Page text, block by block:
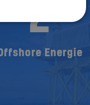
2
Energie